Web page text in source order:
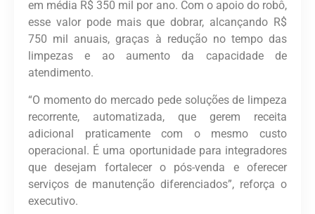
em média R$ 350 mil por ano. Com o apoio do robô,
esse valor pode mais que dobrar, alcançando R$
750 mil anuais, graças à redução no tempo das
limpezas e ao aumento da capacidade de
atendimento.
“O momento do mercado pede soluções de limpeza
recorrente, automatizada, que gerem receita
adicional praticamente com o mesmo custo
operacional. É uma oportunidade para integradores
que desejam fortalecer o pós-venda e oferecer
serviços de manutenção diferenciados”, reforça o
executivo.